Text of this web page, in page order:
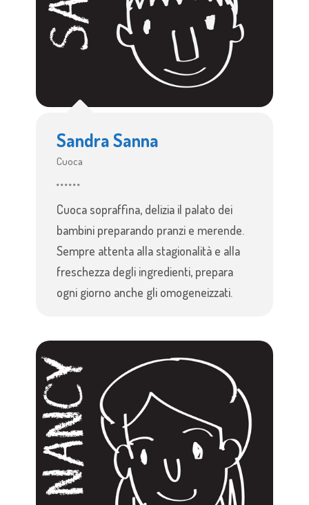
Sandra Sanna
Cuoca
Cuoca sopraffina, delizia il palato dei
bambini preparando pranzi e merende.
Sempre attenta alla stagionalità e alla
freschezza degli ingredienti, prepara
ogni giorno anche gli omogeneizzati.